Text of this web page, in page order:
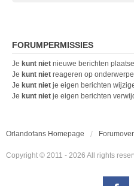
FORUMPERMISSIES
Je kunt niet nieuwe berichten
Je kunt niet reageren op
Je kunt niet je eigen berichten
Je kunt niet je eigen berichten
Orlandofans Homepage
Copyright © 2011 - 2026 All rights